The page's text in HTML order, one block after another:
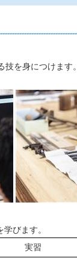
を身につけます。
びます。
実習